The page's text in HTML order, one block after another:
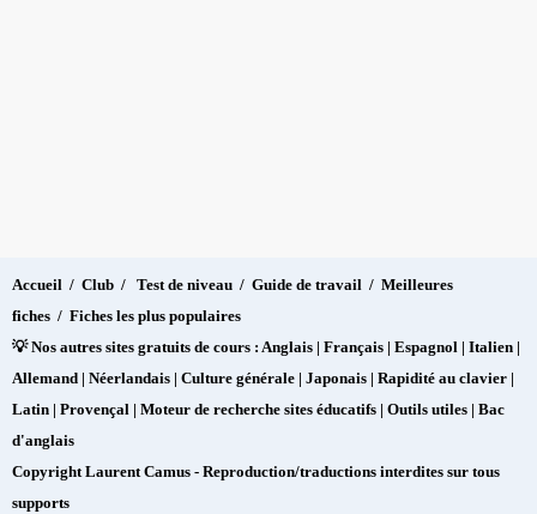
Accueil / Club / Test de niveau / Guide de travail / Meilleures
fiches / Fiches les plus populaires
💡 Nos autres sites gratuits de cours : Anglais | Français | Espagnol | Italien |
Allemand | Néerlandais | Culture générale | Japonais | Rapidité au clavier |
Latin | Provençal | Moteur de recherche sites éducatifs | Outils utiles | Bac
d'anglais
CopyrightLaurent Camus - Reproduction/traductions interdites sur tous
supports